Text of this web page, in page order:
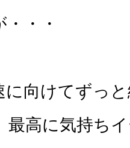
・・
に向けてずっ
最高に気持ち